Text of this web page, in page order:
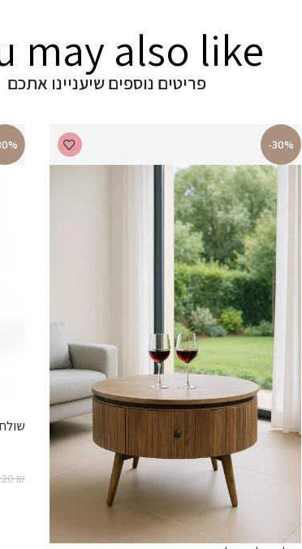
may also like
פריטים נוספים שיעניינו אתכם
-30%
₪